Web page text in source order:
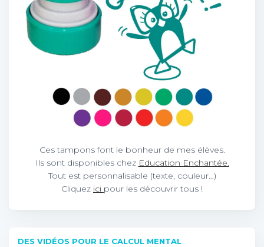
Ces tampons font le bonheur de mes élèves.
Ils sont disponibles chez Education Enchantée.
Tout est personnalisable (texte, couleur…)
Cliquez ici pour les découvrir tous !
DES VIDÉOS POUR LE CALCUL MENTAL